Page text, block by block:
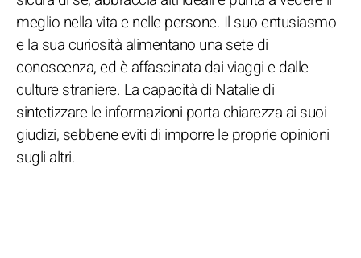
meglio nella vita e nelle persone. Il suo entusiasmo
e la sua curiosità alimentano una sete di
conoscenza, ed è affascinata dai viaggi e dalle
culture straniere. La capacità di Natalie di
sintetizzare le informazioni porta chiarezza ai suoi
giudizi, sebbene eviti di imporre le proprie opinioni
sugli altri.